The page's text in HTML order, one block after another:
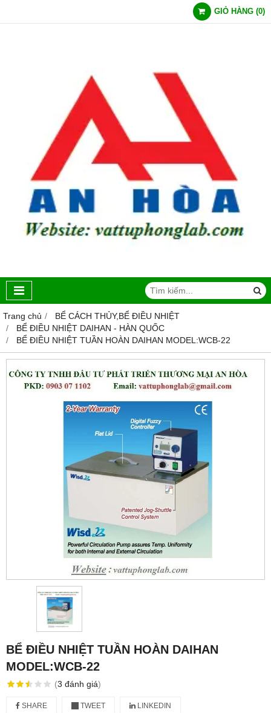
GIỎ HÀNG (0)
Trang chủ
BỂ CÁCH THỦY,BỂ ĐIỀU NHIỆT
BỂ ĐIỀU NHIỆT DAIHAN - HÀN QUỐC
BỂ ĐIỀU NHIỆT TUẦN HOÀN DAIHAN MODEL:WCB-22
BỂ ĐIỀU NHIỆT TUẦN HOÀN DAIHAN
MODEL:WCB-22
(3 đánh giá)
SHARE TWEET LINKEDIN